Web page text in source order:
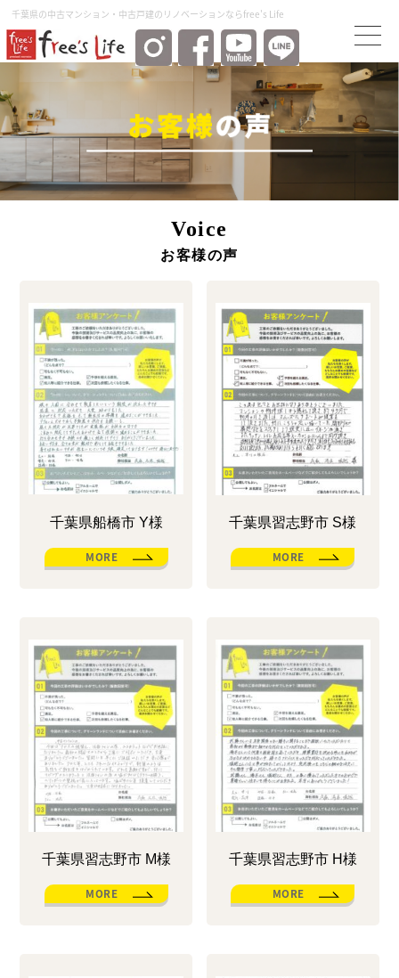
千葉県の中古マンション・中古⼾建のリノベーションならfree's Life
Voice
お客様の声
千葉県船橋市 Y様
MORE
千葉県習志野市 S様
MORE
千葉県習志野市 M様
MORE
千葉県習志野市 H様
MORE